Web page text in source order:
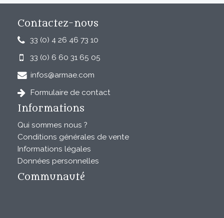
Contactez-nous
33 (0) 4 26 46 73 10
33 (0) 6 60 31 65 05
infos@armae.com
Formulaire de contact
Informations
Qui sommes nous ?
Conditions générales de vente
Informations légales
Données personnelles
Communauté